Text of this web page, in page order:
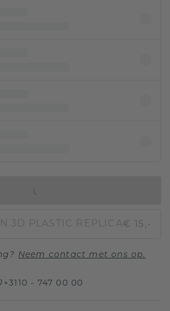
3D PLASTIC REPLICA€ 15,-
Neem contact met ons op.
+3110 - 747 00 00